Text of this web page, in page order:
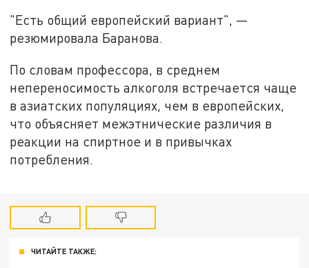
"Есть общий европейский вариант", —
резюмировала Баранова.
По словам профессора, в среднем
непереносимость алкоголя встречается чаще
в азиатских популяциях, чем в европейских,
что объясняет межэтнические различия в
реакции на спиртное и в привычках
потребления.
ЧИТАЙТЕ ТАКЖЕ: